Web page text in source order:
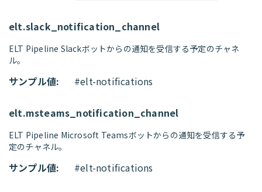
elt.slack_notification_channel
ELT Pipeline Slackボットからの通知を受信する予定のチャネ
ル。
サンプル値: #elt-notifications
elt.msteams_notification_channel
ELT Pipeline Microsoft Teamsボットからの通知を受信する予
定のチャネル。
サンプル値: #elt-notifications